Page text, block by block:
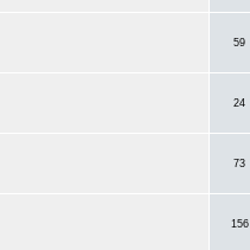
59
24
73
156